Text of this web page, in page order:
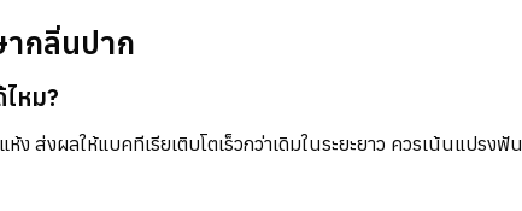
ากลิ่นปาก
หม?
ส่งผลให้แบคทีเรียเติบโตเร็วกว่าเดิมในระยะยาว ควรเน้นแปรงฟั